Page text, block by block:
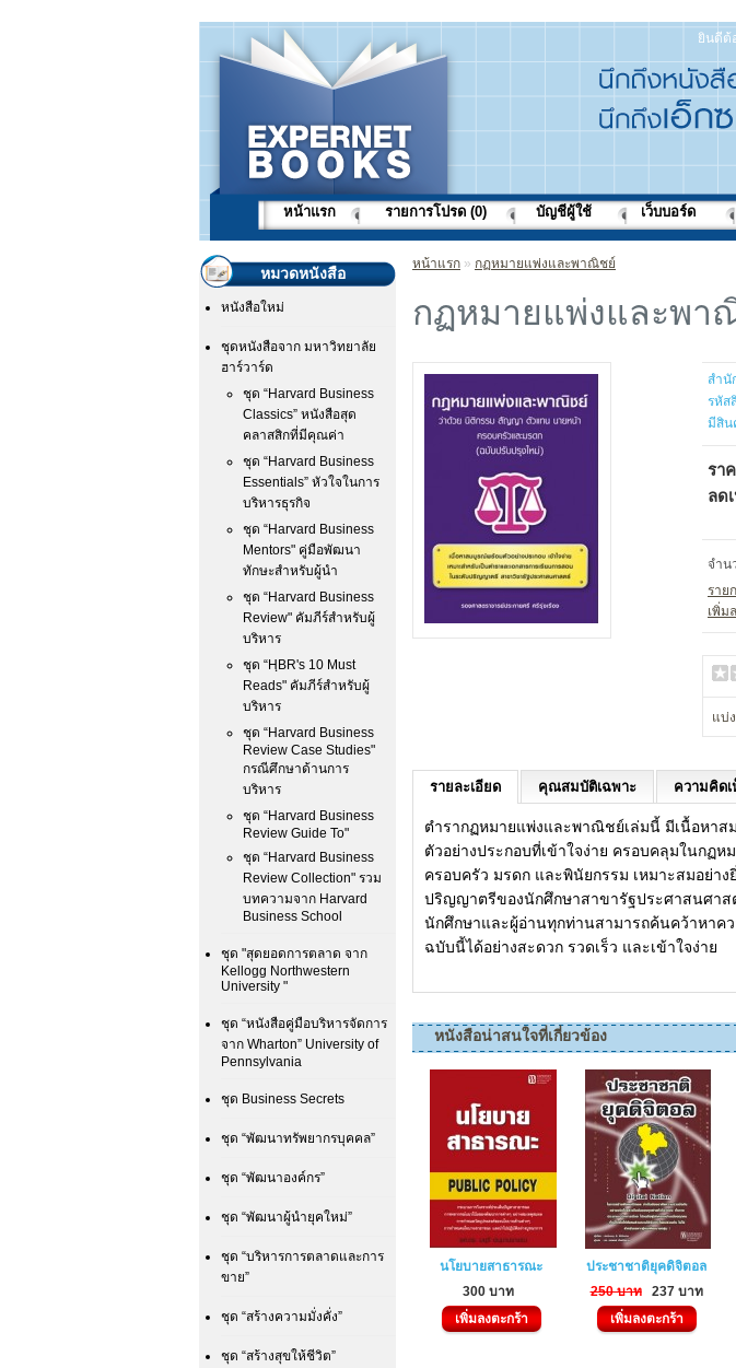
ยินดีต้
หน้าแรก รายการโปรด (0) บัญชีผู้ใช้ เว็บบอร์ด
หมวดหนังสือ
หนังสือใหม่
ชุดหนังสือจาก มหาวิทยาลัย
ฮาร์วาร์ด
ชุด “Harvard Business
Classics” หนังสือสุด
คลาสสิกที่มีคุณค่า
ชุด “Harvard Business
Essentials” หัวใจในการ
บริหารธุรกิจ
ชุด “Harvard Business
Mentors" คู่มือพัฒนา
ทักษะสำหรับผู้นำ
ชุด “Harvard Business
Review" คัมภีร์สำหรับผู้
บริหาร
ชุด “HฺBR's 10 Must
Reads" คัมภีร์สำหรับผู้
บริหาร
ชุด “Harvard Business
Review Case Studies"
กรณีศึกษาด้านการ
บริหาร
ชุด “Harvard Business
Review Guide To"
ชุด “Harvard Business
Review Collection" รวม
บทความจาก Harvard
Business School
ชุด "สุดยอดการตลาด จาก
Kellogg Northwestern
University "
ชุด “หนังสือคู่มือบริหารจัดการ
จาก Wharton” University of
Pennsylvania
ชุด Business Secrets
ชุด “พัฒนาทรัพยากรบุคคล”
ชุด “พัฒนาองค์กร”
ชุด “พัฒนาผู้นำยุคใหม่”
ชุด “บริหารการตลาดและการ
ขาย”
ชุด “สร้างความมั่งคั่ง”
ชุด “สร้างสุขให้ชีวิต”
หน้าแรก » กฏหมายแพ่งและพาณิชย์
กฏหมายแพ่งและพา
สำนั
รหัส
มีสิน
รา
ลด
จำน
ราย
เพิ่ม
แบ่
รายละเอียด คุณสมบัติเฉพาะ ความคิด
ตำรากฏหมายแพ่งและพาณิชย์เล่มนี้ มีเนื้อหา
ตัวอย่างประกอบที่เข้าใจง่าย ครอบคลุมในก
ครอบครัว มรดก และพินัยกรรม เหมาะสมอย่า
ปริญญาตรีของนักศึกษาสาขารัฐประศาสนศาส
นักศึกษาและผู้อ่านทุกท่านสามารถค้นคว้าหาค
ฉบับนี้ได้อย่างสะดวก รวดเร็ว และเข้าใจง่าย
หนังสือน่าสนใจที่เกี่ยวข้อง
นโยบายสาธารณะ
300 บาท
เพิ่มลงตะกร้า
ประชาชาติยุคดิจิตอล
250 บาท
237 บาท
เพิ่มลงตะกร้า